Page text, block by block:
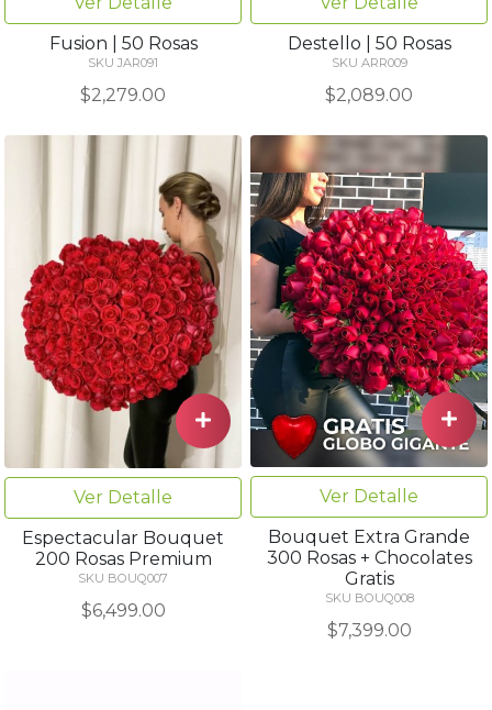
Fusion | 50 Rosas
SKU JAR091
$2,279.00
Destello | 50 Rosas
SKU ARR009
$2,089.00
Ver Detalle
Espectacular Bouquet
200 Rosas Premium
SKU BOUQ007
$6,499.00
Ver Detalle
Bouquet Extra Grande
300 Rosas + Chocolates
Gratis
SKU BOUQ008
$7,399.00